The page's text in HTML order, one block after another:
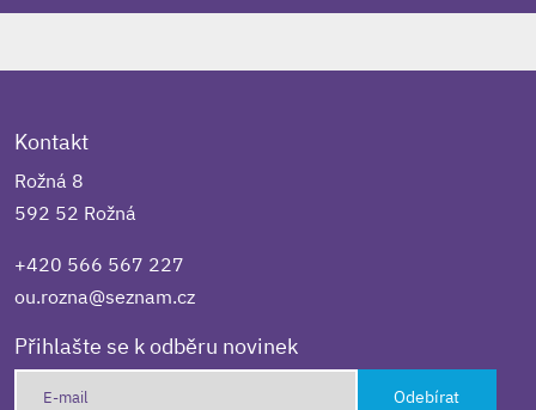
Kontakt
Rožná 8
592 52 Rožná
+420 566 567 227
ou.rozna@seznam.cz
Přihlašte se k odběru novinek
Odebírat